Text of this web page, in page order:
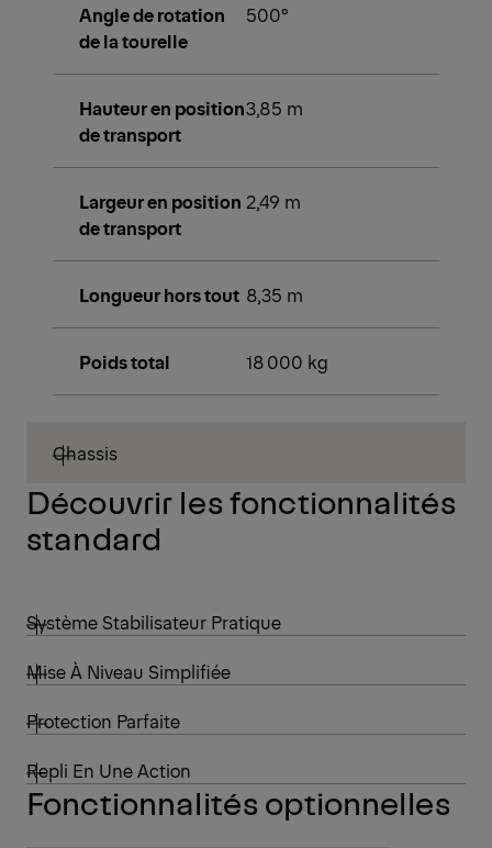
Angle de rotation
de la tourelle
500°
Hauteur en position
de transport
3,85 m
Largeur en position
de transport
2,49 m
Longueur hors tout 8,35 m
Poids total 18 000 kg
Chassis
Découvrir les fonctionnalités
standard
Système Stabilisateur Pratique
Mise À Niveau Simplifiée
Protection Parfaite
Repli En Une Action
Fonctionnalités optionnelles